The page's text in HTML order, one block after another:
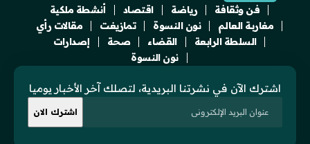
فن وثقافة
رياضة اقتصاد
أنشطة ملكية
مغاربة العالم
نون النسوة تمازيغت
مقالات رأي
السلطة الرابعة
القضاء صحة
إصدارات
نون النسوة
اشترك الآن في نشرتنا البريدية، لتصلك آخر الأخبار يوميا